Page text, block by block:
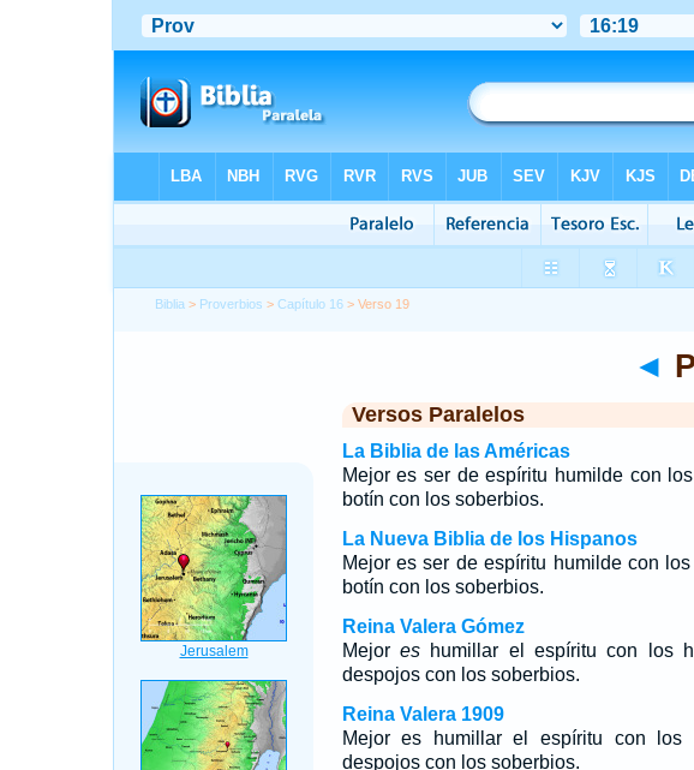
Biblia > Proverbios >Capítulo 16 > Verso 19
◄
Versos Paralelos
La Biblia de las Américas
Mejor es ser de espíritu humilde con
botín con los soberbios.
La Nueva Biblia de los Hispanos
Mejor es ser de espíritu humilde con
botín con los soberbios.
Reina Valera Gómez
Mejor eshumillar el espíritu con los
despojos con los soberbios.
Reina Valera 1909
Mejor es humillar el espíritu con los
despojos con los soberbios.